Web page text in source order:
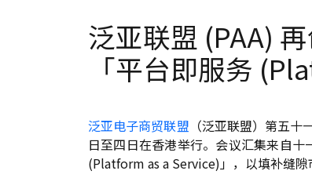
泛亚联盟 (PAA)
「平台即服务
泛亚电子商贸联盟 （泛亚联盟）第五
日至四日在香港举行。会议汇集来自
(Platform as a Service)」，以填补缝隙